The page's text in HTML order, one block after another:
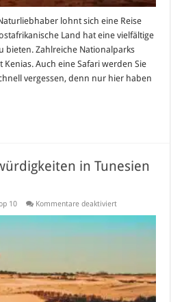
lohnt sich eine Reise
Land hat eine vielfältige
bieten. Zahlreiche Nationalparks
Auch eine Safari werden Sie
vergessen, denn nur hier haben
in Tunesien
10 Kommentare deaktiviertfür
TOP